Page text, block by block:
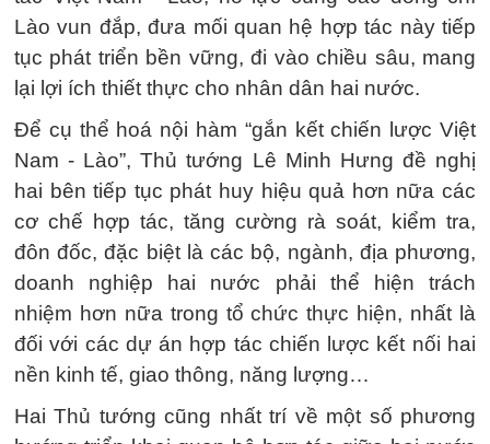
Lào vun đắp, đưa mối quan hệ hợp tác này tiếp
tục phát triển bền vững, đi vào chiều sâu, mang
lại lợi ích thiết thực cho nhân dân hai nước.
Để cụ thể hoá nội hàm “gắn kết chiến lược Việt
Nam - Lào”, Thủ tướng Lê Minh Hưng đề nghị
hai bên tiếp tục phát huy hiệu quả hơn nữa các
cơ chế hợp tác, tăng cường rà soát, kiểm tra,
đôn đốc, đặc biệt là các bộ, ngành, địa phương,
doanh nghiệp hai nước phải thể hiện trách
nhiệm hơn nữa trong tổ chức thực hiện, nhất là
đối với các dự án hợp tác chiến lược kết nối hai
nền kinh tế, giao thông, năng lượng…
Hai Thủ tướng cũng nhất trí về một số phương